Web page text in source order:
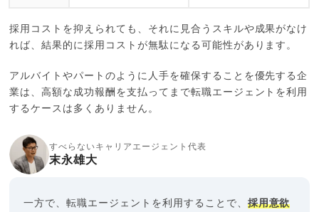
採用コストを抑えられても、それに見合うスキルや成果がなけ
れば、結果的に採用コストが無駄になる可能性があります。
アルバイトやパートのように人手を確保することを優先する企
業は、高額な成功報酬を支払ってまで転職エージェントを利用
するケースは多くありません。
すべらないキャリアエージェント代表
末永雄大
一方で、転職エージェントを利用することで、 採用意欲